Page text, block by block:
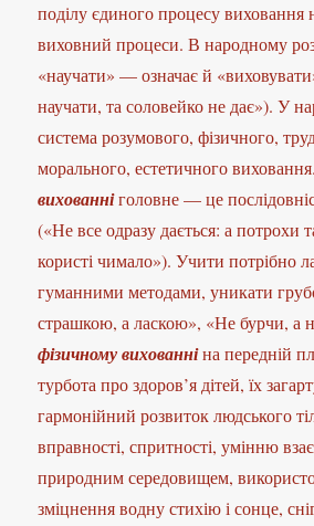
поділу єдиного процесу виховання
виховний процеси. В народному
«научати» — означає й
научати, та соловейко не дає»). У
система розумового, фізичного,
морального, естетичного виховання.
вихованніголовне — це
(«Не все одразу дається: а потрохи
користі чимало»). Учити потрібно
гуманними методами, уникати
страшкою, а ласкою», «Не бурчи, а
фізичному вихованніна передній
турбота про здоров’я дітей, їх
гармонійний розвиток людського
вправності, спритності, умінню
природним середовищем,
зміцнення водну стихію і сонце,